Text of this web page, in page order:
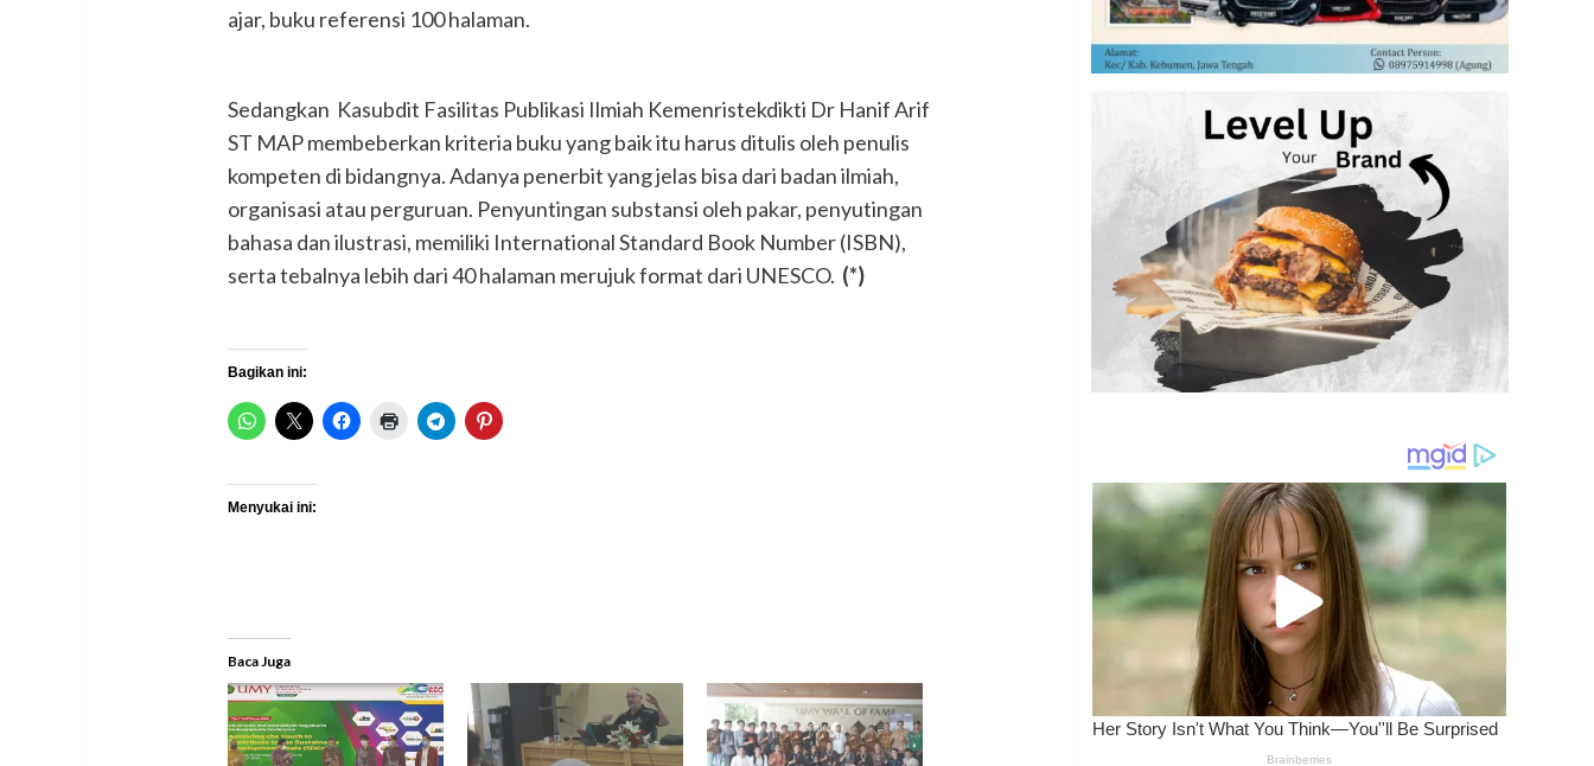
ajar, buku referensi 100 halaman.
Sedangkan Kasubdit Fasilitas Publikasi Ilmiah Kemenristekdikti Dr Hanif Arif
ST MAP membeberkan kriteria buku yang baik itu harus ditulis oleh penulis
kompeten di bidangnya. Adanya penerbit yang jelas bisa dari badan ilmiah,
organisasi atau perguruan. Penyuntingan substansi oleh pakar, penyutingan
bahasa dan ilustrasi, memiliki International Standard Book Number (ISBN),
serta tebalnya lebih dari 40 halaman merujuk format dari UNESCO. (*)
Bagikan ini:
Menyukai ini:
Baca Juga